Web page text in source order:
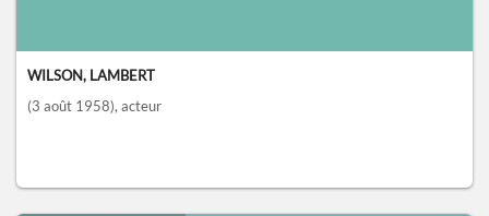
WILSON, LAMBERT
(3 août 1958), acteur